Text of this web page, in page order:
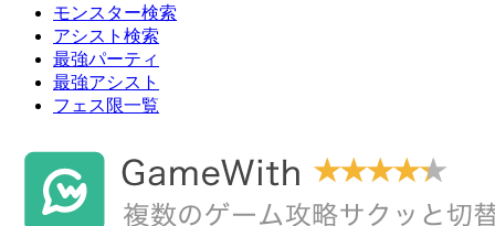
モンスター検索
アシスト検索
最強パーティ
最強アシスト
フェス限一覧